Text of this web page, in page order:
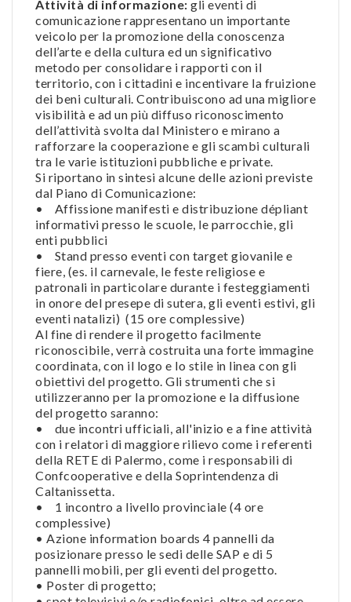
Attività di informazione: gli eventi di
comunicazione rappresentano un importante
veicolo per la promozione della conoscenza
dell’arte e della cultura ed un significativo
metodo per consolidare i rapporti con il
territorio, con i cittadini e incentivare la fruizione
dei beni culturali. Contribuiscono ad una migliore
visibilità e ad un più diffuso riconoscimento
dell’attività svolta dal Ministero e mirano a
rafforzare la cooperazione e gli scambi culturali
tra le varie istituzioni pubbliche e private.
Si riportano in sintesi alcune delle azioni previste
dal Piano di Comunicazione:
• Affissione manifesti e distribuzione dépliant
informativi presso le scuole, le parrocchie, gli
enti pubblici
• Stand presso eventi con target giovanile e
fiere, (es. il carnevale, le feste religiose e
patronali in particolare durante i festeggiamenti
in onore del presepe di sutera, gli eventi estivi, gli
eventi natalizi) (15 ore complessive)
Al fine di rendere il progetto facilmente
riconoscibile, verrà costruita una forte immagine
coordinata, con il logo e lo stile in linea con gli
obiettivi del progetto. Gli strumenti che si
utilizzeranno per la promozione e la diffusione
del progetto saranno:
• due incontri ufficiali, all'inizio e a fine attività
con i relatori di maggiore rilievo come i referenti
della RETE di Palermo, come i responsabili di
Confcooperative e della Soprintendenza di
Caltanissetta.
• 1 incontro a livello provinciale (4 ore
complessive)
• Azione information boards 4 pannelli da
posizionare presso le sedi delle SAP e di 5
pannelli mobili, per gli eventi del progetto.
• Poster di progetto;